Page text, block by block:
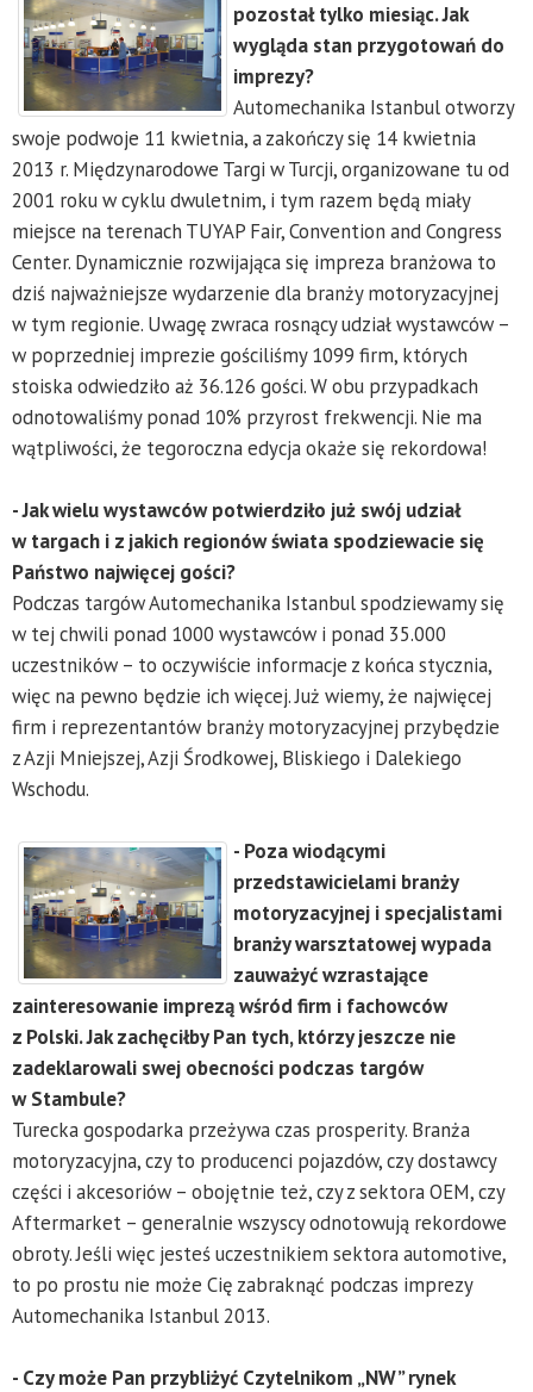
pozostał tylko miesiąc. Jak
wygląda stan przygotowań do
imprezy?
Automechanika Istanbul otworzy
swoje podwoje 11 kwietnia, a zakończy się 14 kwietnia
2013 r. Międzynarodowe Targi w Turcji, organizowane tu od
2001 roku w cyklu dwuletnim, i tym razem będą miały
miejsce na terenach TUYAP Fair, Convention and Congress
Center. Dynamicznie rozwijająca się impreza branżowa to
dziś najważniejsze wydarzenie dla branży motoryzacyjnej
w tym regionie. Uwagę zwraca rosnący udział wystawców –
w poprzedniej imprezie gościliśmy 1099 firm, których
stoiska odwiedziło aż 36.126 gości. W obu przypadkach
odnotowaliśmy ponad 10% przyrost frekwencji. Nie ma
wątpliwości, że tegoroczna edycja okaże się rekordowa!
- Jak wielu wystawców potwierdziło już swój udział
w targach i z jakich regionów świata spodziewacie się
Państwo najwięcej gości?
Podczas targów Automechanika Istanbul spodziewamy się
w tej chwili ponad 1000 wystawców i ponad 35.000
uczestników – to oczywiście informacje z końca stycznia,
więc na pewno będzie ich więcej. Już wiemy, że najwięcej
firm i reprezentantów branży motoryzacyjnej przybędzie
z Azji Mniejszej, Azji Środkowej, Bliskiego i Dalekiego
Wschodu.
- Poza wiodącymi
przedstawicielami branży
motoryzacyjnej i specjalistami
branży warsztatowej wypada
zauważyć wzrastające
zainteresowanie imprezą wśród firm i fachowców
z Polski. Jak zachęciłby Pan tych, którzy jeszcze nie
zadeklarowali swej obecności podczas targów
w Stambule?
Turecka gospodarka przeżywa czas prosperity. Branża
motoryzacyjna, czy to producenci pojazdów, czy dostawcy
części i akcesoriów – obojętnie też, czy z sektora OEM, czy
Aftermarket – generalnie wszyscy odnotowują rekordowe
obroty. Jeśli więc jesteś uczestnikiem sektora automotive,
to po prostu nie może Cię zabraknąć podczas imprezy
Automechanika Istanbul 2013.
- Czy może Pan przybliżyć Czytelnikom „NW” rynek